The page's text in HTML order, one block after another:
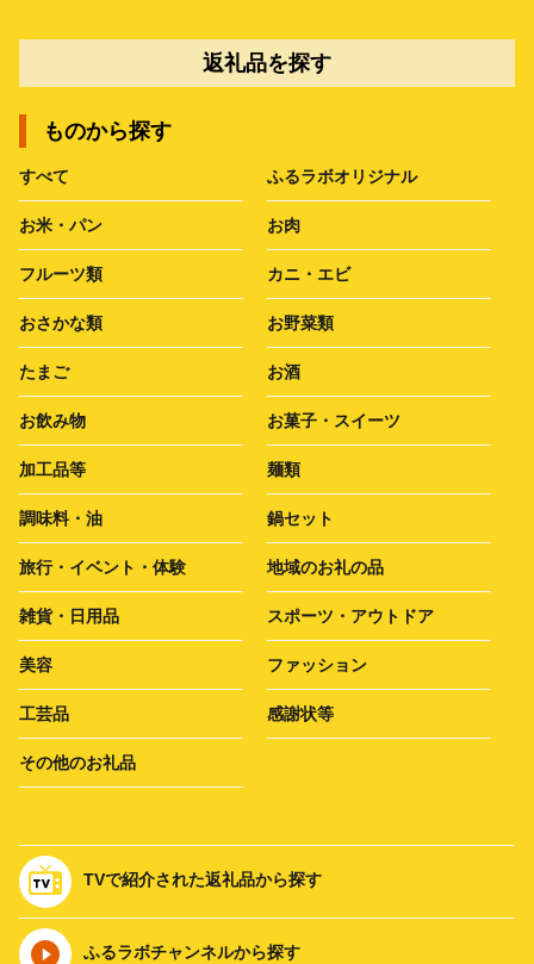
返礼品を探す
ものから探す
すべて ふるラボオリジナル
お米・パン お肉
フルーツ類 カニ・エビ
おさかな類 お野菜類
たまご お酒
お飲み物 お菓子・スイーツ
加工品等 麺類
調味料・油 鍋セット
旅行・イベント・体験 地域のお礼の品
雑貨・日用品 スポーツ・アウトドア
美容 ファッション
工芸品 感謝状等
その他のお礼品
TVで紹介された返礼品から探す
ふるラボチャンネルから探す